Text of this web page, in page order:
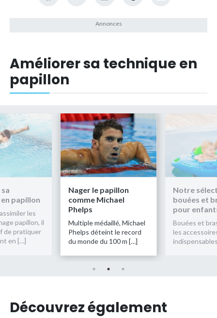
Améliorer sa technique en
papillon
le papillon
Michael
médaillé, Michael
déteint le record
du 100 m […]
Notre sélection de
bouées et brassards
pour enfants
Bouées et brassards sont
les accessoires
indispensables pour […]
Après
bases
est
Découvrez également